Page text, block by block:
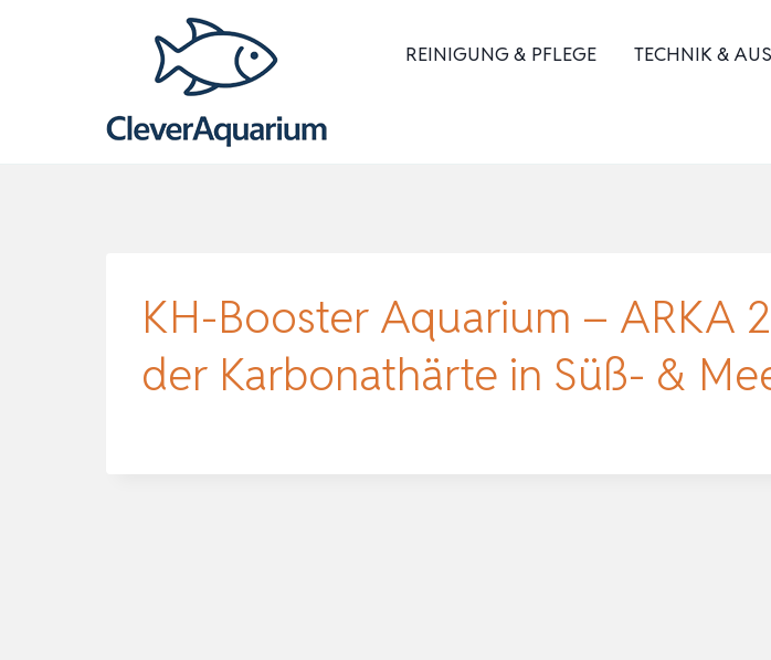
REINIGUNG & PFLEGE TECHNIK &
KH-Booster Aquarium – ARKA
der Karbonathärte in Süß- &